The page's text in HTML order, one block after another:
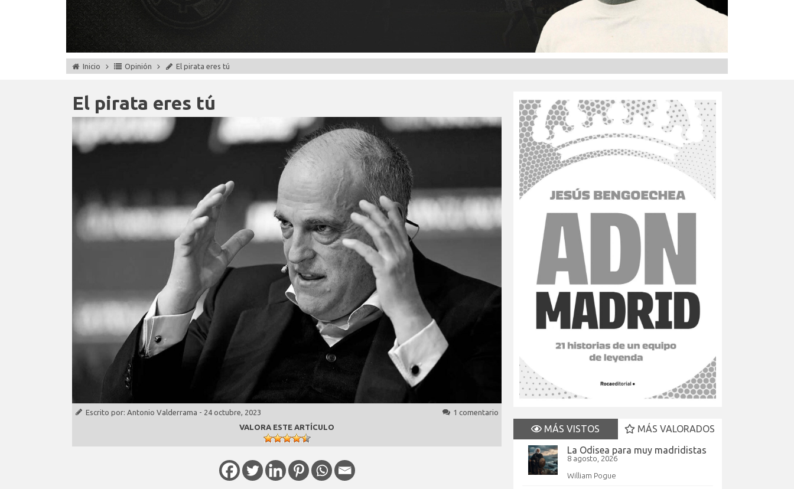
Inicio Opinión El pirata eres tú
El pirata eres tú
Escrito por: Antonio Valderrama - 24 octubre, 2023
1 comentario
VALORA ESTE ARTÍCULO
MÁS VISTOS
MÁS VALORADOS
La Odisea para muy madridistas
8 agosto, 2026
William Pogue